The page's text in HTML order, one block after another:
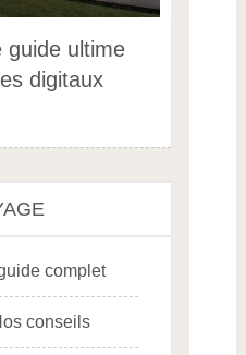
guide ultime
digitaux
complet
conseils